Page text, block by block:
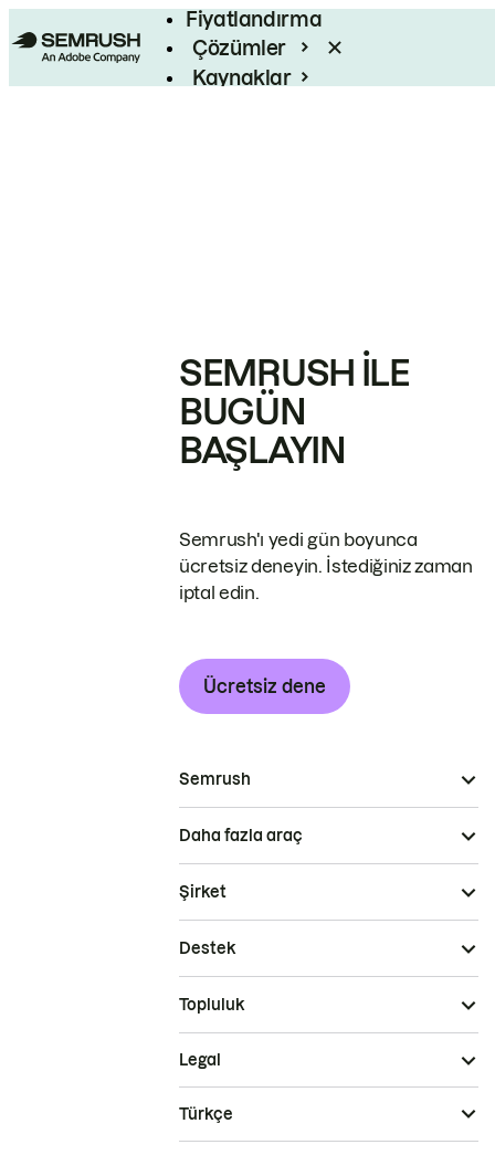
Fiyatlandırma
Çözümler
Kaynaklar
SEMRUSH ILE
BUGÜN
BAŞLAYIN
Semrush'ı yedi gün boyunca
ücretsiz deneyin. İstediğiniz zaman
iptal edin.
Ücretsiz dene
Semrush
Daha fazla araç
Şirket
Destek
Topluluk
Legal
Türkçe